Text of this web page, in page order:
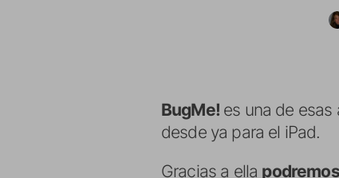
BugMe! es una de
desde ya para el iPad.
Gracias a ella